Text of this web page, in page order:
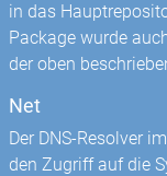
in das
Package wurde
der oben
Net
Der DNS-Resolver im
den Zugriff auf die